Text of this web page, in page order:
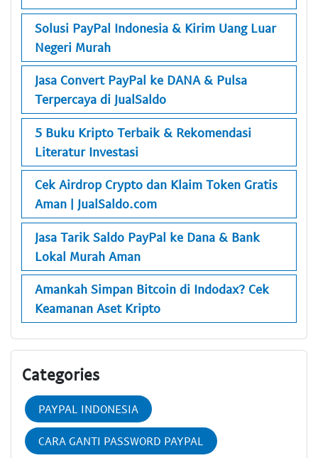
Solusi PayPal Indonesia & Kirim Uang Luar
Negeri Murah
Jasa Convert PayPal ke DANA & Pulsa
Terpercaya di JualSaldo
5 Buku Kripto Terbaik & Rekomendasi
Literatur Investasi
Cek Airdrop Crypto dan Klaim Token Gratis
Aman | JualSaldo.com
Jasa Tarik Saldo PayPal ke Dana & Bank
Lokal Murah Aman
Amankah Simpan Bitcoin di Indodax? Cek
Keamanan Aset Kripto
Categories
PAYPAL INDONESIA
CARA GANTI PASSWORD PAYPAL